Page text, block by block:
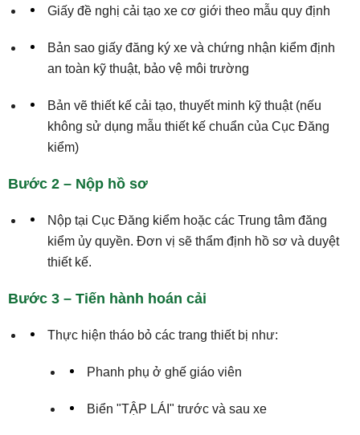
Giấy đề nghị cải tạo xe cơ giới theo mẫu quy định
Bản sao giấy đăng ký xe và chứng nhận kiểm định
an toàn kỹ thuật, bảo vệ môi trường
Bản vẽ thiết kế cải tạo, thuyết minh kỹ thuật (nếu
không sử dụng mẫu thiết kế chuẩn của Cục Đăng
kiểm)
Bước 2 – Nộp hồ sơ
Nộp tại Cục Đăng kiểm hoặc các Trung tâm đăng
kiểm ủy quyền. Đơn vị sẽ thẩm định hồ sơ và duyệt
thiết kế.
Bước 3 – Tiến hành hoán cải
Thực hiện tháo bỏ các trang thiết bị như:
Phanh phụ ở ghế giáo viên
Biển "TẬP LÁI" trước và sau xe